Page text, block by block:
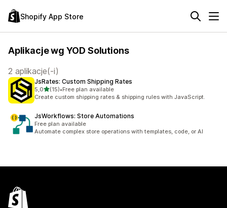
Shopify App Store
Aplikacje wg YOD Solutions
2 aplikacje(-i)
JsRates: Custom Shipping Rates
5,0na 5 gwiazdek
(15)
Łączna liczba recenzji: 15
•Free plan available
Create custom shipping rates & shipping rules with JavaScript.
JsWorkflows: Store Automations
Free plan available
Automate complex store operations with templates, code, or AI